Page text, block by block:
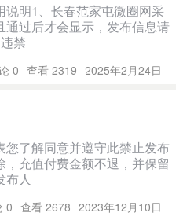
明1、长春范家屯微圈网采
过后才会显示，发布信息请
禁
0 查看 2319 2025年2月24日
了解同意并遵守此禁止发布
充值付费金额不退，并保留
布人
0 查看 2678 2023年12月10日